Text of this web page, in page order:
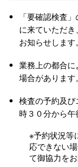
「要確認検査
に来ていただ
お知らせします。
業務上の都合
場合があります。
検査の予約及
時３０分から午
※予約状況等
応できない
て御協力を